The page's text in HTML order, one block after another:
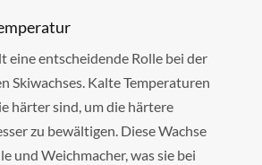
eine entscheidende Rolle bei der
Skiwachses. Kalte Temperaturen
härter sind, um die härtere
zu bewältigen. Diese Wachse
und Weichmacher, was sie bei